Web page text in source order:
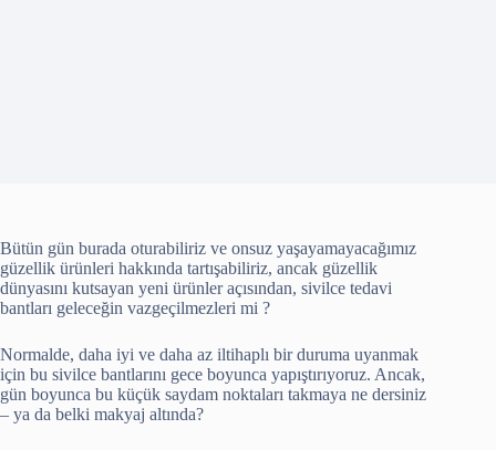
Bütün gün burada oturabiliriz ve onsuz yaşayamayacağımız
güzellik ürünleri hakkında tartışabiliriz, ancak güzellik
dünyasını kutsayan yeni ürünler açısından, sivilce tedavi
bantları geleceğin vazgeçilmezleri mi ?
Normalde, daha iyi ve daha az iltihaplı bir duruma uyanmak
için bu sivilce bantlarını gece boyunca yapıştırıyoruz. Ancak,
gün boyunca bu küçük saydam noktaları takmaya ne dersiniz
– ya da belki makyaj altında?